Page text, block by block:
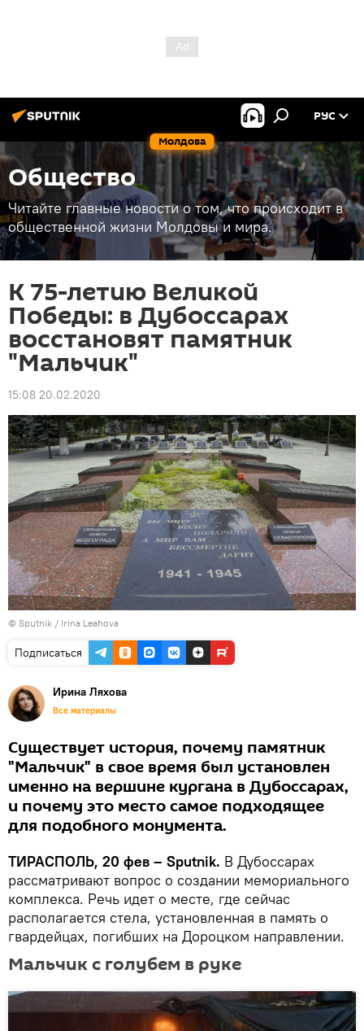
Молдова
РУС
Общество
Читайте главные новости о том, что происходит в
общественной жизни Молдовы и мира.
К 75-летию Великой
Победы: в Дубоссарах
восстановят памятник
"Мальчик"
15:08 20.02.2020
© Sputnik / Irina Leahova
Подписаться
Ирина Ляхова
Все материалы
Существует история, почему памятник
"Мальчик" в свое время был установлен
именно на вершине кургана в Дубоссарах,
и почему это место самое подходящее
для подобного монумента.
ТИРАСПОЛЬ, 20 фев – Sputnik. В Дубоссарах
рассматривают вопрос о создании мемориального
комплекса. Речь идет о месте, где сейчас
располагается стела, установленная в память о
гвардейцах, погибших на Дороцком направлении.
Мальчик с голубем в руке